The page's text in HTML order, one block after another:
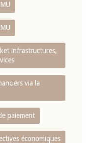
infrastructures,
via la
paiement
économiques